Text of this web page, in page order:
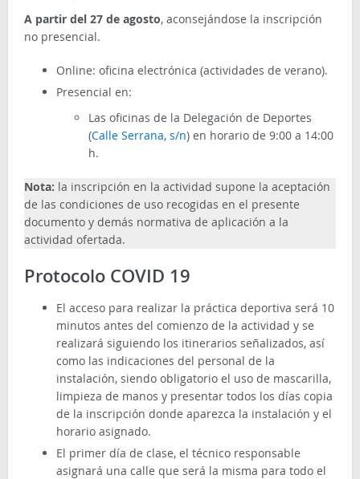
A partir del 27 de agosto, aconsejándose la inscripción
no presencial.
Online: oficina electrónica (actividades de verano).
Presencial en:
Las oficinas de la Delegación de Deportes
(Calle Serrana, s/n) en horario de 9:00 a 14:00
h.
Nota: la inscripción en la actividad supone la aceptación
de las condiciones de uso recogidas en el presente
documento y demás normativa de aplicación a la
actividad ofertada.
Protocolo COVID 19
El acceso para realizar la práctica deportiva será 10
minutos antes del comienzo de la actividad y se
realizará siguiendo los itinerarios señalizados, así
como las indicaciones del personal de la
instalación, siendo obligatorio el uso de mascarilla,
limpieza de manos y presentar todos los días copia
de la inscripción donde aparezca la instalación y el
horario asignado.
El primer día de clase, el técnico responsable
asignará una calle que será la misma para todo el